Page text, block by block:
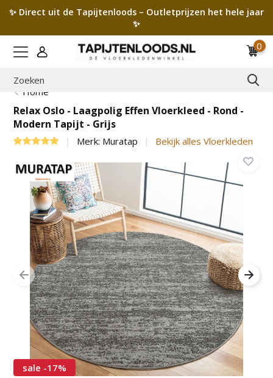
✨ Direct uit de Tapijtenloods – Outletprijzen het hele jaar
✨
0
Home
Relax Oslo - Laagpolig Effen Vloerkleed - Rond -
Modern Tapijt - Grijs
Merk: Muratap Bekijk alles Vloerkleden
sale -17%